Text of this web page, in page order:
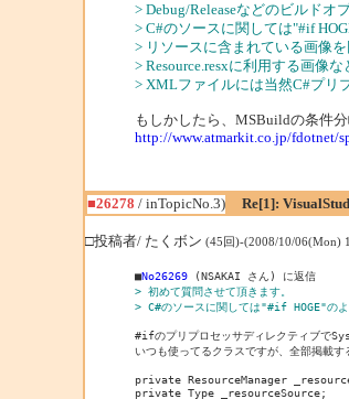
> Debug/Releaseなどのビルドオ
> C#のソースに関しては"#if
> リソースに含まれている画像
> Resource.resxに利用する画像
> XMLファイルには当然C#プリ
もしかしたら、MSBuildの条件
http://www.atmarkit.co.jp/fdotnet/
■26278 / inTopicNo.3)
Re[1]:
□投稿者/ たくボン (45回)-(2008/10/06(Mon)
■No26269
(NSAKAI さん) に返信
> 初めて質問させて頂きます。
> C#のソースに関しては"#if HOGE"のよ
#ifのプリプロセッサディレクティブで
いつも使ってるクラスですが、全部掲載す
private ResourceManager
private Type _resourceSource;